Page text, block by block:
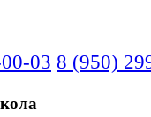
03 8 (950)